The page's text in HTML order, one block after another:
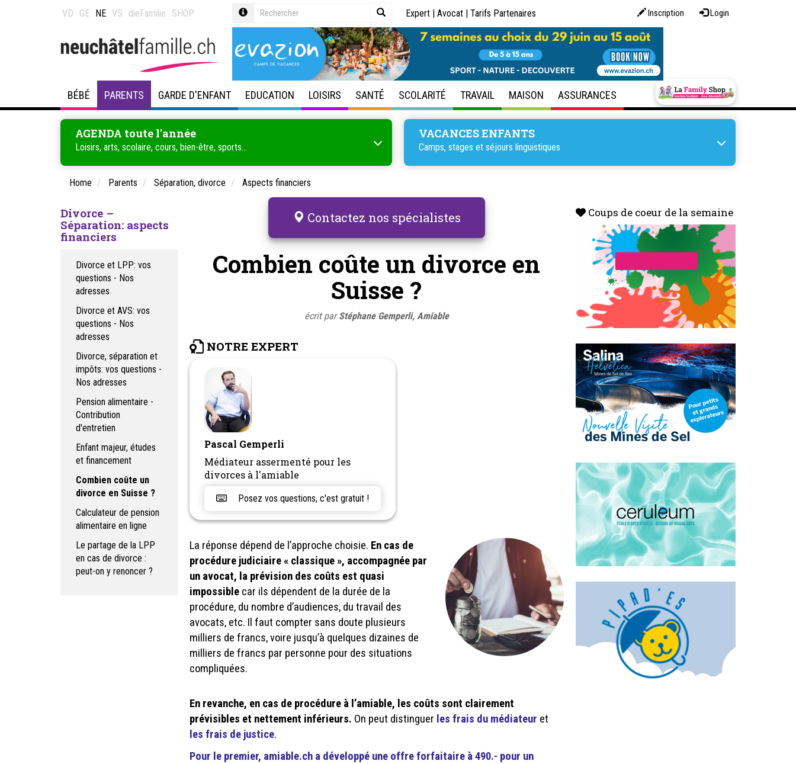
VD GE NE VS dieFamilie SHOP Inscription Login
Expert | Avocat | Tarifs Partenaires
BÉBÉ PARENTS GARDE D'ENFANT EDUCATION LOISIRS SANTÉ SCOLARITÉ TRAVAIL MAISON ASSURANCES
AGENDA toute l'année
Loisirs, arts, scolaire, cours, bien-être, sports...
VACANCES ENFANTS
Camps, stages et séjours linguistiques
Home Parents Séparation, divorce Aspects financiers
Divorce –
Séparation: aspects
financiers
Divorce et LPP: vos
questions - Nos
adresses
Divorce et AVS: vos
questions - Nos
adresses
Divorce, séparation et
impôts: vos questions -
Nos adresses
Pension alimentaire -
Contribution
d'entretien
Enfant majeur, études
et financement
Combien coûte un
divorce en Suisse ?
Calculateur de pension
alimentaire en ligne
Le partage de la LPP
en cas de divorce :
peut-on y renoncer ?
Contactez nos spécialistes
Combien coûte un divorce en
Suisse ?
écrit parStéphane Gemperli, Amiable
NOTRE EXPERT
Pascal Gemperli
Médiateur assermenté pour les
divorces à l'amiable
Posez vos questions, c'est gratuit !
La réponse dépend de l’approche choisie. En cas de
procédure judiciaire « classique », accompagnée par
un avocat, la prévision des coûts est quasi
impossiblecar ils dépendent de la durée de la
procédure, du nombre d’audiences, du travail des
avocats, etc. Il faut compter sans doute plusieurs
milliers de francs, voire jusqu’à quelques dizaines de
milliers de francs par personne pour des situations
compliquées.
En revanche, en cas de procédure à l’amiable, les coûts sont clairement
prévisibles et nettement inférieurs. On peut distinguer les frais du médiateur et
les frais de justice.
Pour le premier, amiable.ch a développé une offre forfaitaire à 490.- pour un
Coups de coeur de la semaine